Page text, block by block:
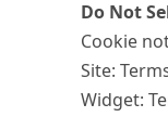
Do Not
Cookie
Site:
Widget: